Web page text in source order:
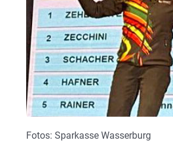
Fotos: Sparkasse Wasserburg